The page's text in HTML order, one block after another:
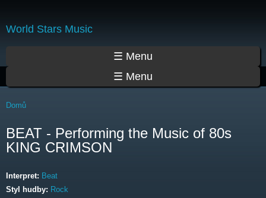
World Stars Music
☰ Menu
☰ Menu
Jste zde
Domů
BEAT - Performing the Music of 80s
KING CRIMSON
Interpret: Beat
Styl hudby: Rock